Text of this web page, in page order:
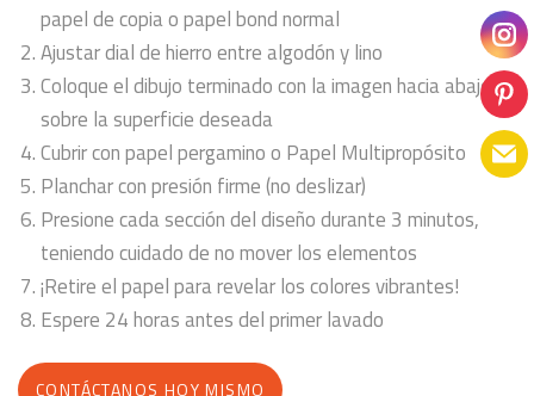
papel de copia o papel bond normal
Ajustar dial de hierro entre algodón y lino
Coloque el dibujo terminado con la imagen hacia abajo
sobre la superficie deseada
Cubrir con papel pergamino o Papel Multipropósito
Planchar con presión firme (no deslizar)
Presione cada sección del diseño durante 3 minutos,
teniendo cuidado de no mover los elementos
¡Retire el papel para revelar los colores vibrantes!
Espere 24 horas antes del primer lavado
CONTÁCTANOS HOY MISMO